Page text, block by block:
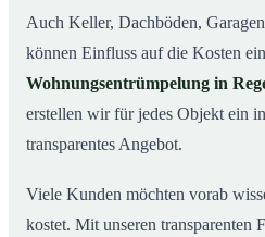
Auch Keller, Dachböden,
können Einfluss auf die Kosten
Wohnungsentrümpelung in
erstellen wir für jedes Objekt ein
transparentes Angebot.
Viele Kunden möchten vorab
kostet. Mit unseren transparenten